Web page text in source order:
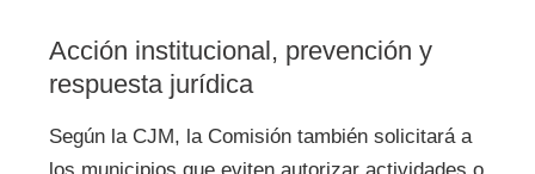
Acción institucional, prevención y
respuesta jurídica
Según la CJM, la Comisión también solicitará a